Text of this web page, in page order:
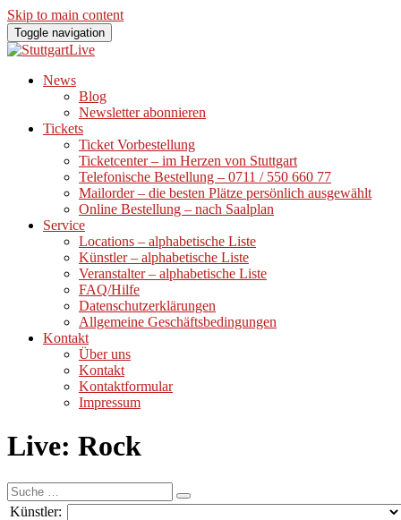
Skip to main content
Toggle navigation
News
Blog
Newsletter abonnieren
Tickets
Ticket Vorbestellung
Ticketcenter – im Herzen von Stuttgart
Telefonische Bestellung – 0711 / 550 660 77
Mailorder – die besten Plätze persönlich ausgewählt
Online Bestellung – nach Saalplan
Service
Locations – alphabetische Liste
Künstler – alphabetische Liste
Veranstalter – alphabetische Liste
FAQ/Hilfe
Datenschutzerklärungen
Allgemeine Geschäftsbedingungen
Kontakt
Über uns
Kontakt
Kontaktformular
Impressum
Live: Rock
Suche
nach:
Künstler: